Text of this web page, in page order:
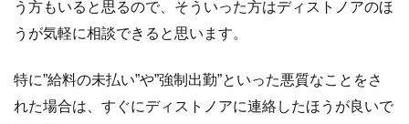
う方もいると思るので、そういった方はディストノアのほ
うが気軽に相談できると思います。
特に”給料の未払い”や”強制出勤”といった悪質なことをさ
れた場合は、すぐにディストノアに連絡したほうが良いで